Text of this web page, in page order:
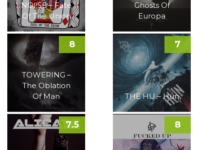
NOI!SE – Fate
Of The Union
Ghosts Of
Europa
TOWERING –
The Oblation
Of Man
8
THE HU – Hun
7
7.5 8